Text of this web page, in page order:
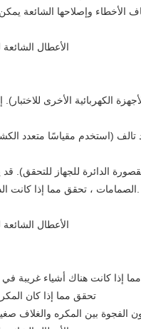
الكهربائية الأخرى
تالف (استخدم مقياسًا متعدد
الدائرة للجهاز للتحقق).
إذا كانت هناك أشياء غريبة
تحقق مما إذا كان